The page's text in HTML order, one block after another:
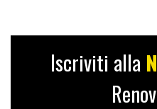
Iscriviti alla